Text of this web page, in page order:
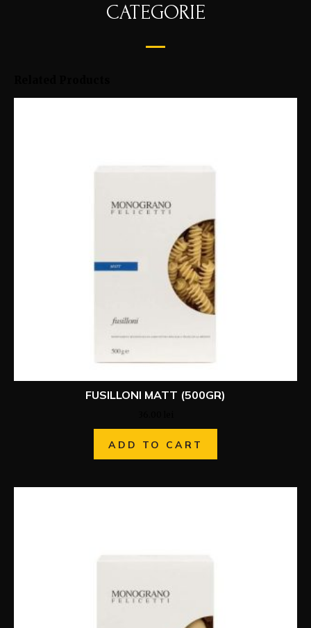
CATEGORIE
FUSILLONI MATT (500GR)
ADD TO CART